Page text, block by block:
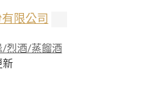
限公司
/烈酒/蒸餾酒
新